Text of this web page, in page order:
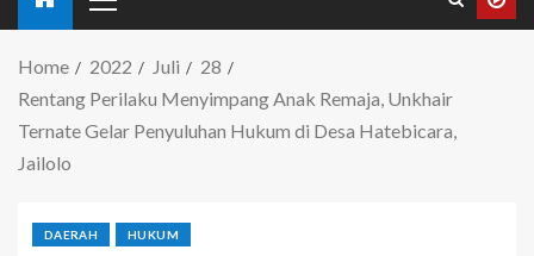
Home 2022 Juli
28
Rentang Perilaku Menyimpang Anak Remaja, Unkhair
Ternate Gelar Penyuluhan Hukum di Desa Hatebicara,
Jailolo
DAERAH HUKUM